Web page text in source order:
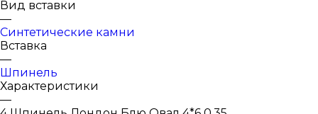
Вид вставки
—
Синтетические камни
Вставка
—
Шпинель
Характеристики
—